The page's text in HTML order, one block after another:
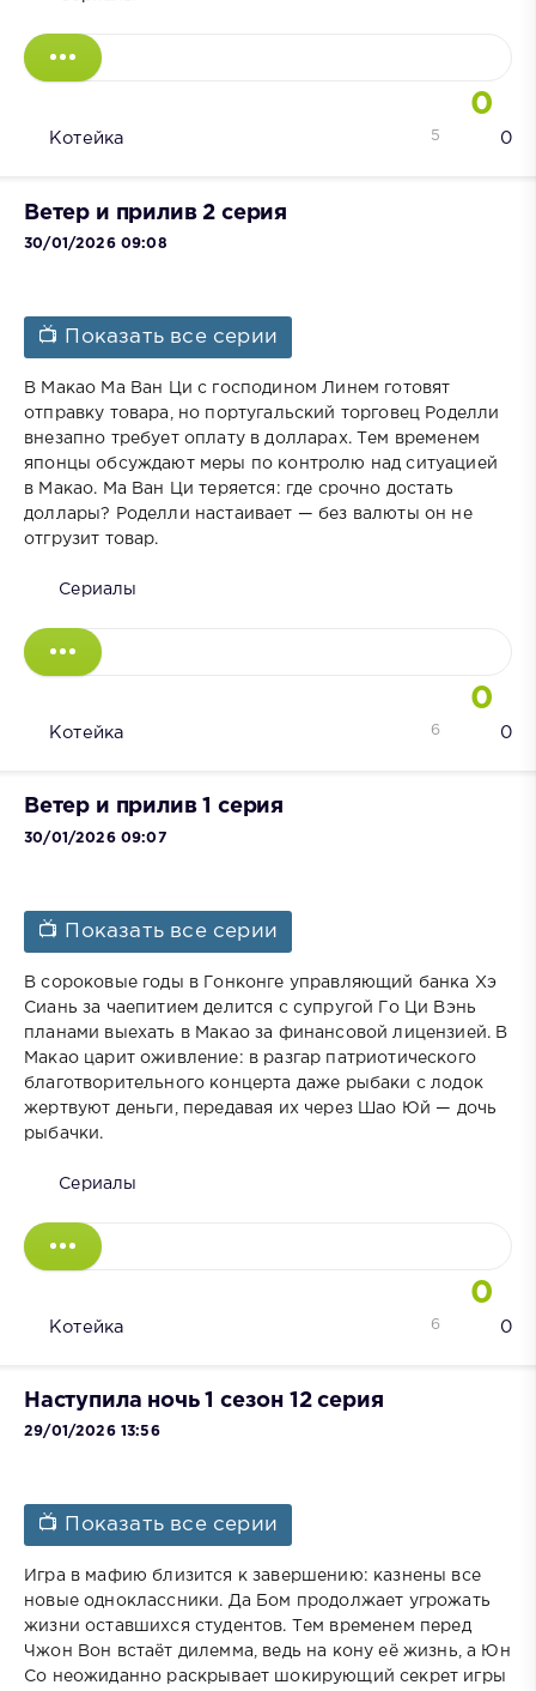
0
Котейка 0
5
Ветер и прилив 2 серия
30/01/2026 09:08
📺 Показать все серии
В Макао Ма Ван Ци с господином Линем готовят
отправку товара, но португальский торговец Роделли
внезапно требует оплату в долларах. Тем временем
японцы обсуждают меры по контролю над ситуацией
в Макао. Ма Ван Ци теряется: где срочно достать
доллары? Роделли настаивает — без валюты он не
отгрузит товар.
Сериалы
0
Котейка 0
6
Ветер и прилив 1 серия
30/01/2026 09:07
📺 Показать все серии
В сороковые годы в Гонконге управляющий банка Хэ
Сиань за чаепитием делится с супругой Го Ци Вэнь
планами выехать в Макао за финансовой лицензией. В
Макао царит оживление: в разгар патриотического
благотворительного концерта даже рыбаки с лодок
жертвуют деньги, передавая их через Шао Юй — дочь
рыбачки.
Сериалы
0
Котейка 0
6
Наступила ночь 1 сезон 12 серия
29/01/2026 13:56
📺 Показать все серии
Игра в мафию близится к завершению: казнены все
новые одноклассники. Да Бом продолжает угрожать
жизни оставшихся студентов. Тем временем перед
Чжон Вон встаёт дилемма, ведь на кону её жизнь, а Юн
Со неожиданно раскрывает шокирующий секрет игры